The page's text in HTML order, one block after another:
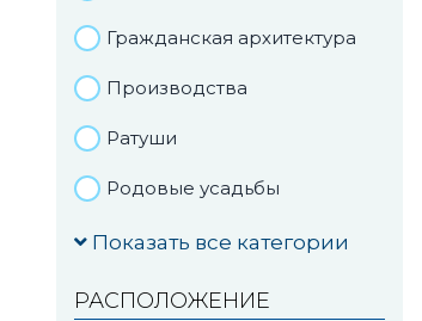
Гражданская архитектура
Производства
Ратуши
Родовые усадьбы
Садово-парковая
Национальные парки и
Показать все категории
РАСПОЛОЖЕНИЕ